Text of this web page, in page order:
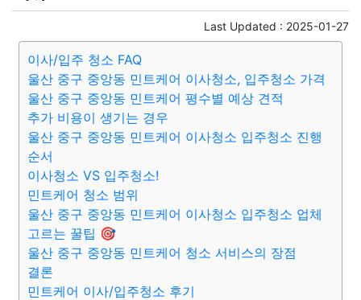
Last Updated : 2025-01-27
이사/입주 청소 FAQ
울산 중구 중앙동 민트케어 이사청소, 입주청소 가격
울산 중구 중앙동 민트케어 평수별 예상 견적
추가 비용이 생기는 경우
울산 중구 중앙동 민트케어 이사청소 입주청소 진행
순서
이사청소 VS 입주청소!
민트케어 청소 범위
울산 중구 중앙동 민트케어 이사청소 입주청소 업체
고르는 꿀팁 🎯
울산 중구 중앙동 민트케어 청소 서비스의 장점
결론
민트케어 이사/입주청소 후기